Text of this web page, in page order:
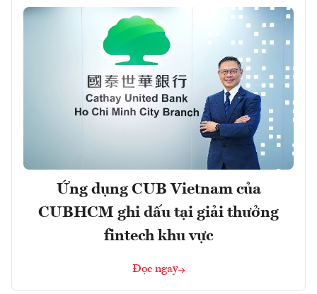
Ứng dụng CUB Vietnam của
CUBHCM ghi dấu tại giải thưởng
fintech khu vực
Đọc ngay